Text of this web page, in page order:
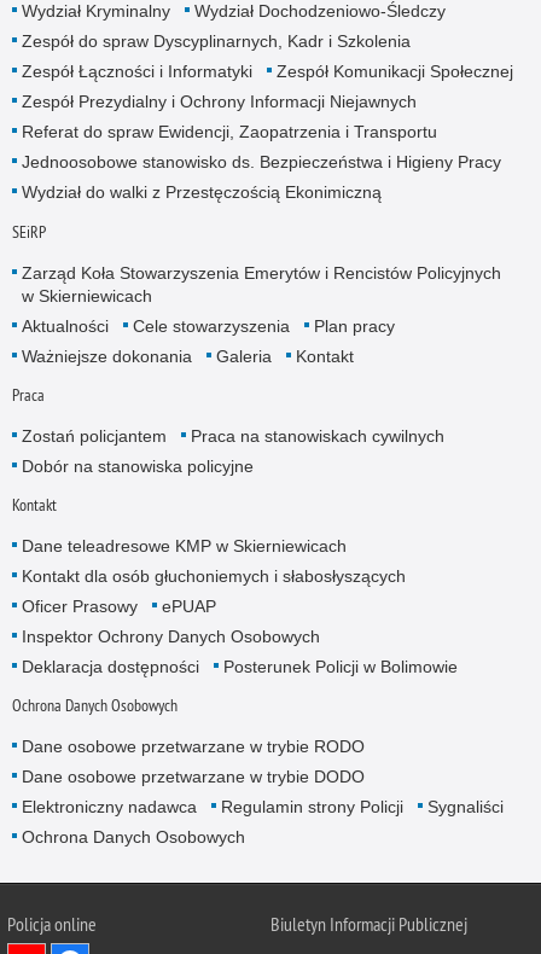
Wydział Kryminalny
Wydział Dochodzeniowo-Śledczy
Zespół do spraw Dyscyplinarnych, Kadr i Szkolenia
Zespół Łączności i Informatyki
Zespół Komunikacji Społecznej
Zespół Prezydialny i Ochrony Informacji Niejawnych
Referat do spraw Ewidencji, Zaopatrzenia i Transportu
Jednoosobowe stanowisko ds. Bezpieczeństwa i Higieny Pracy
Wydział do walki z Przestęczością Ekonimiczną
SEiRP
Zarząd Koła Stowarzyszenia Emerytów i Rencistów Policyjnych
w Skierniewicach
Aktualności
Cele stowarzyszenia
Plan pracy
Ważniejsze dokonania
Galeria Kontakt
Praca
Zostań policjantem
Praca na stanowiskach cywilnych
Dobór na stanowiska policyjne
Kontakt
Dane teleadresowe KMP w Skierniewicach
Kontakt dla osób głuchoniemych i słabosłyszących
Oficer Prasowy
ePUAP
Inspektor Ochrony Danych Osobowych
Deklaracja dostępności
Posterunek Policji w Bolimowie
Ochrona Danych Osobowych
Dane osobowe przetwarzane w trybie RODO
Dane osobowe przetwarzane w trybie DODO
Elektroniczny nadawca
Regulamin strony Policji
Sygnaliści
Ochrona Danych Osobowych
Policja online
Biuletyn Informacji Publicznej